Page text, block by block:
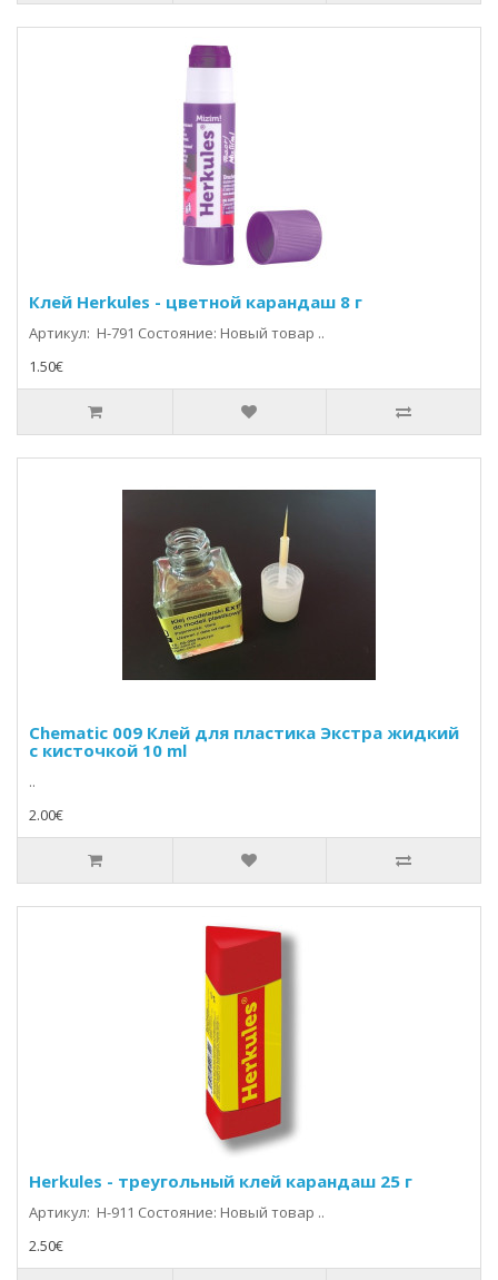
Клей Herkules - цветной карандаш 8 г
Артикул: H-791 Состояние: Новый товар ..
1.50€
Chematic 009 Клей для пластика Экстра жидкий
с кисточкой 10 ml
..
2.00€
Herkules - треугольный клей карандаш 25 г
Артикул: H-911 Состояние: Новый товар ..
2.50€